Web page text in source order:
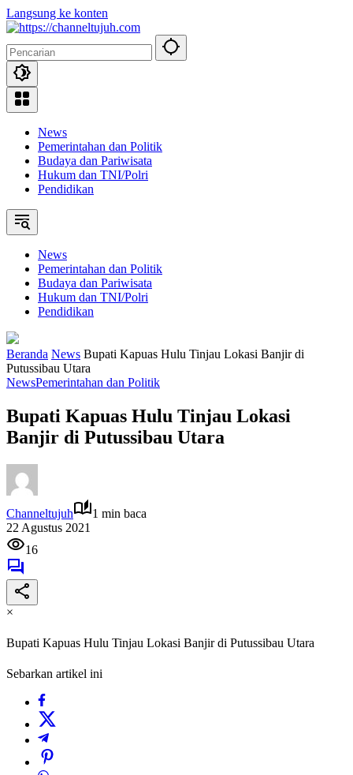
Langsung ke konten
News
Pemerintahan dan Politik
Budaya dan Pariwisata
Hukum dan TNI/Polri
Pendidikan
News
Pemerintahan dan Politik
Budaya dan Pariwisata
Hukum dan TNI/Polri
Pendidikan
Beranda News Bupati Kapuas Hulu Tinjau Lokasi Banjir di
Putussibau Utara
NewsPemerintahan dan Politik
Bupati Kapuas Hulu Tinjau Lokasi
Banjir di Putussibau Utara
Channeltujuh
1 min baca
22 Agustus 2021
16
×
Bupati Kapuas Hulu Tinjau Lokasi Banjir di Putussibau Utara
Sebarkan artikel ini